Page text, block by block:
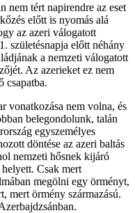
nem tért napirendre az eset
előtt is nyomás alá
az azeri válogatott
születésnapja előtt néhány
a nemzeti válogatott
Az azerieket ez nem
csapatba.
vonatkozása nem volna, és
belegondolunk, talán
egyszemélyes
döntése az azeri baltás
nemzeti hősnek kijáró
Csak mert
megölni egy örményt,
mert örmény származású.